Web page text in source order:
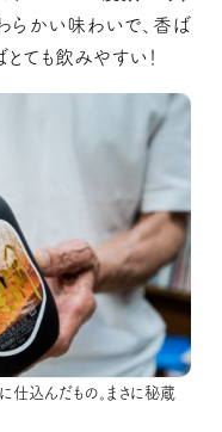
らかい味わいで、香ば
ても飲みやすい！
仕込んだもの。まさに秘蔵
仕込んだもの。まさに秘蔵